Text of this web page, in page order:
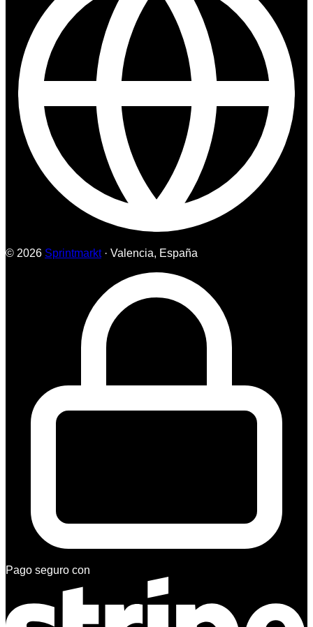
© 2026 Sprintmarkt· Valencia, España
Pago seguro con